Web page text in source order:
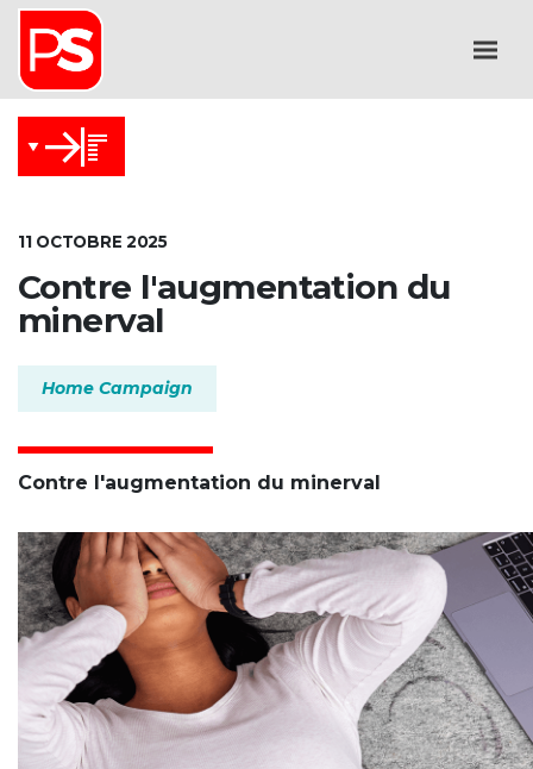
11 OCTOBRE 2025
Contre l'augmentation du
minerval
Home Campaign
Contre l'augmentation du minerval